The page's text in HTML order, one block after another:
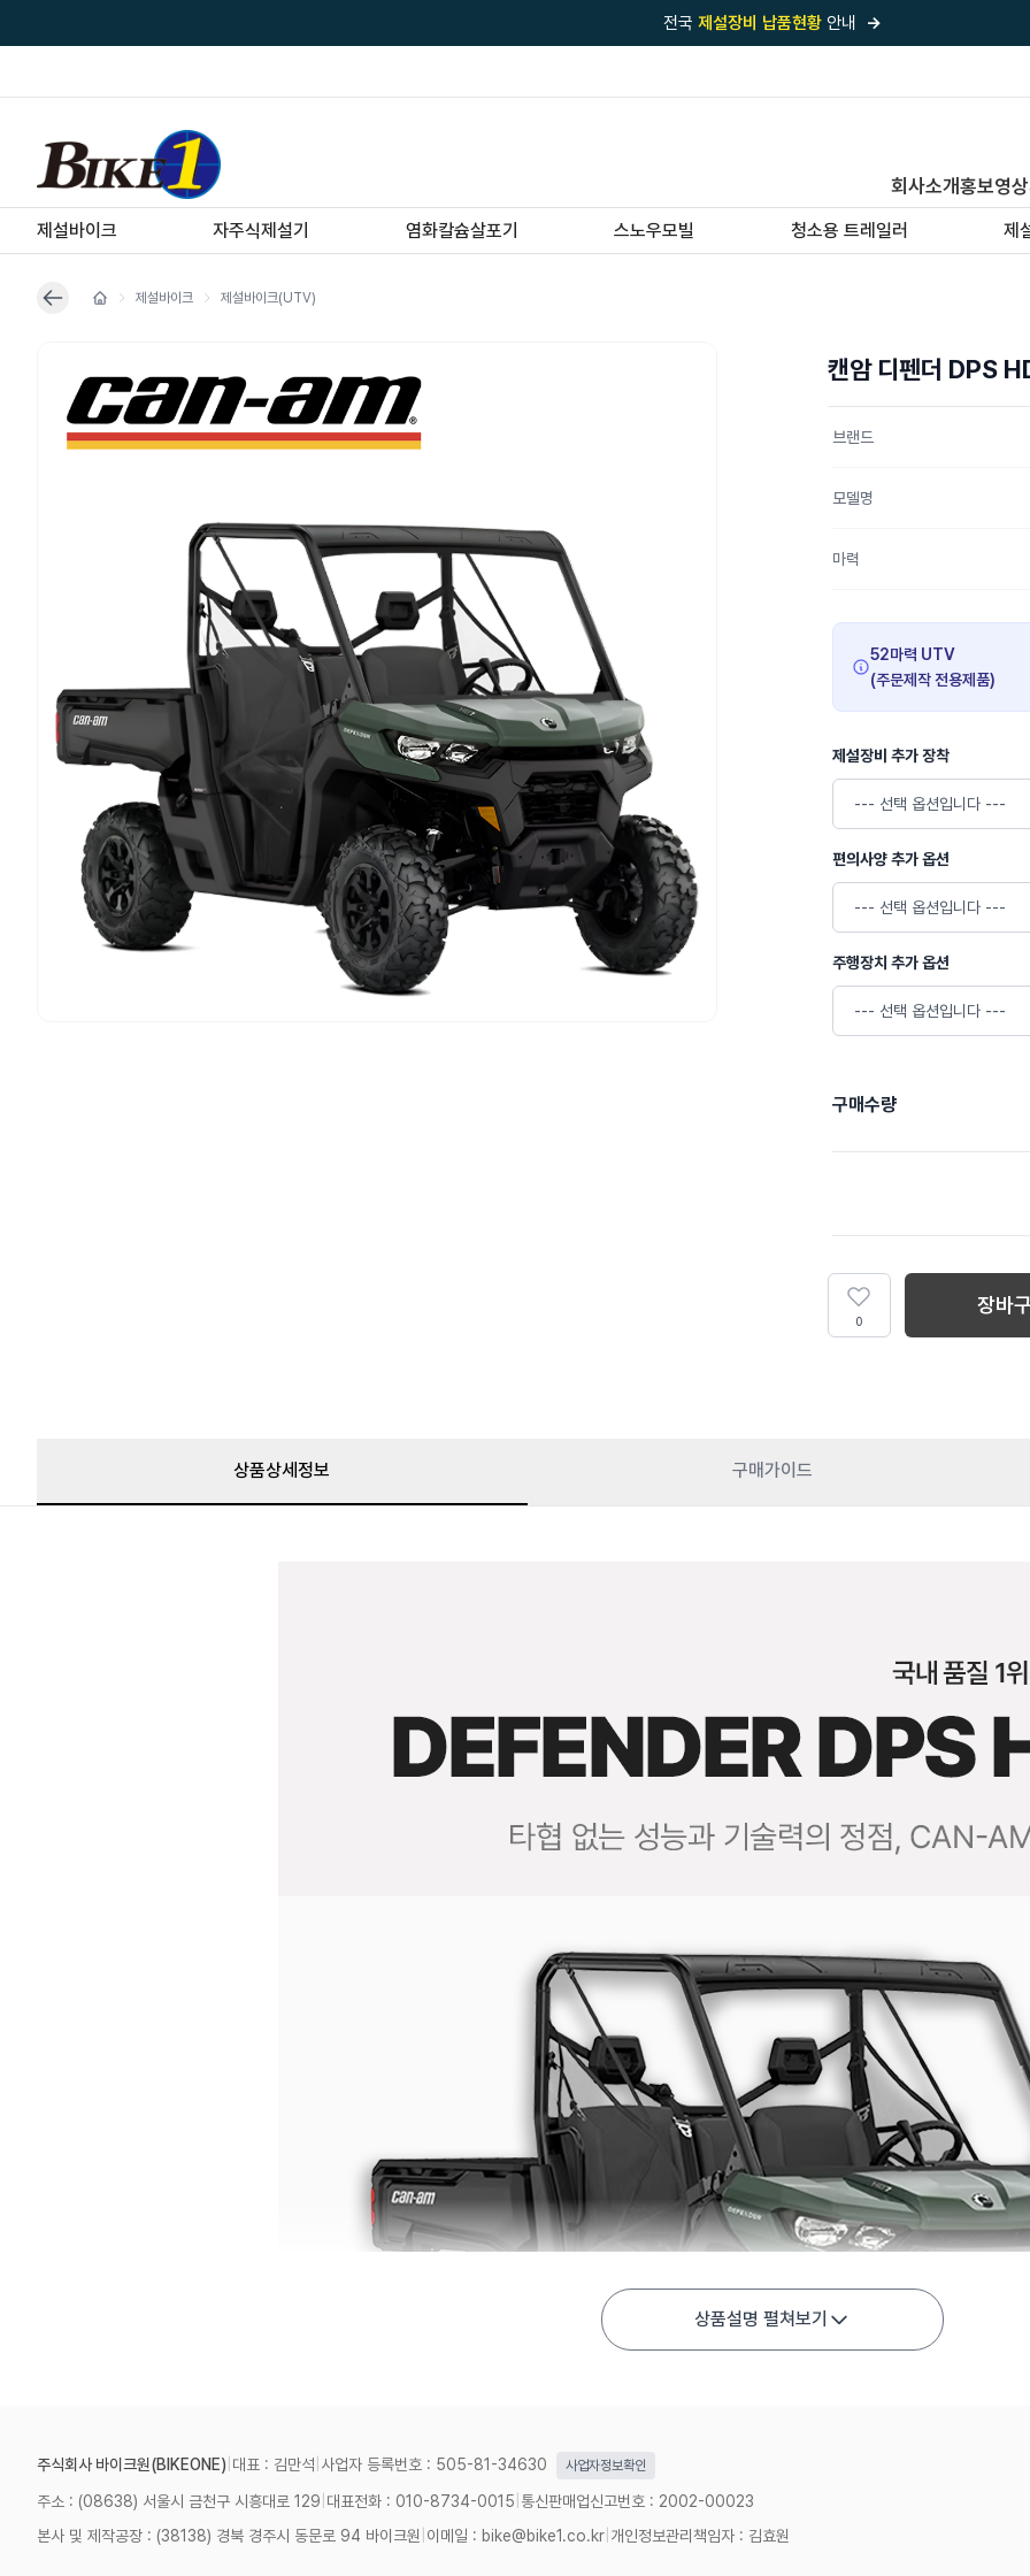
전국 제설장비 납품현황 안내 →
'국내 유일'의 특허 제설 시스템보유기업
전국이 선택한제설·다목적 장비 전문기업
회사소개홍보영상
제설바이크 자주식제설기 염화칼슘살포기 스노우모빌 청소용 트레일러 제
제설바이크 제설바이크(UTV)
캔암 디펜더 DPS
브랜드
모델명
마력
52마력 UTV
(주문제작 전용제품)
제설장비 추가 장착
편의사양 추가 옵션
주행장치 추가 옵션
구매수량
0
장바
상품상세정보 구매가이드
상품설명 펼쳐보기
주식회사 바이크원(BIKEONE) 대표 : 김만석 사업자 등록번호 : 505-81-34630 사업자정보확인
주소 : (08638) 서울시 금천구 시흥대로 129 대표전화 : 010-8734-0015 통신판매업신고번호 : 2002-00023
본사 및 제작공장 : (38138) 경북 경주시 동문로 94 바이크원 이메일 : bike@bike1.co.kr 개인정보관리책임자 : 김효원